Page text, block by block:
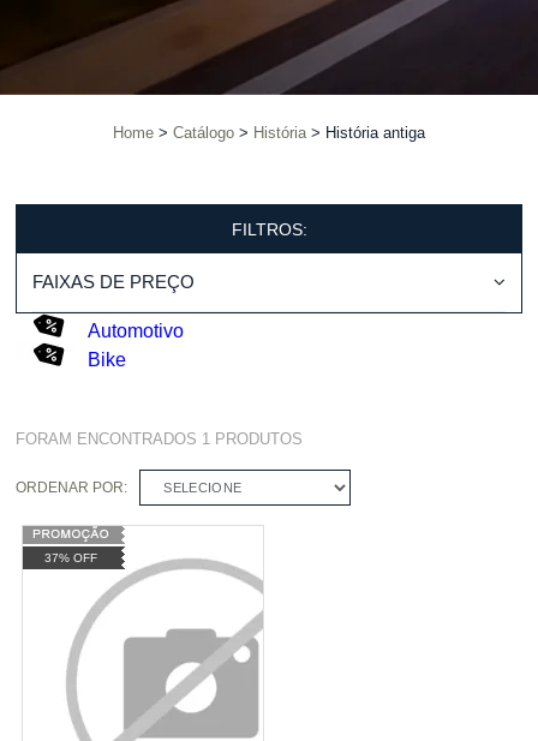
Home Catálogo História História antiga
FILTROS:
FAIXAS DE PREÇO
Automotivo
Bike
FORAM ENCONTRADOS 1 PRODUTOS
ORDENAR POR: SELECIONE
37% OFF